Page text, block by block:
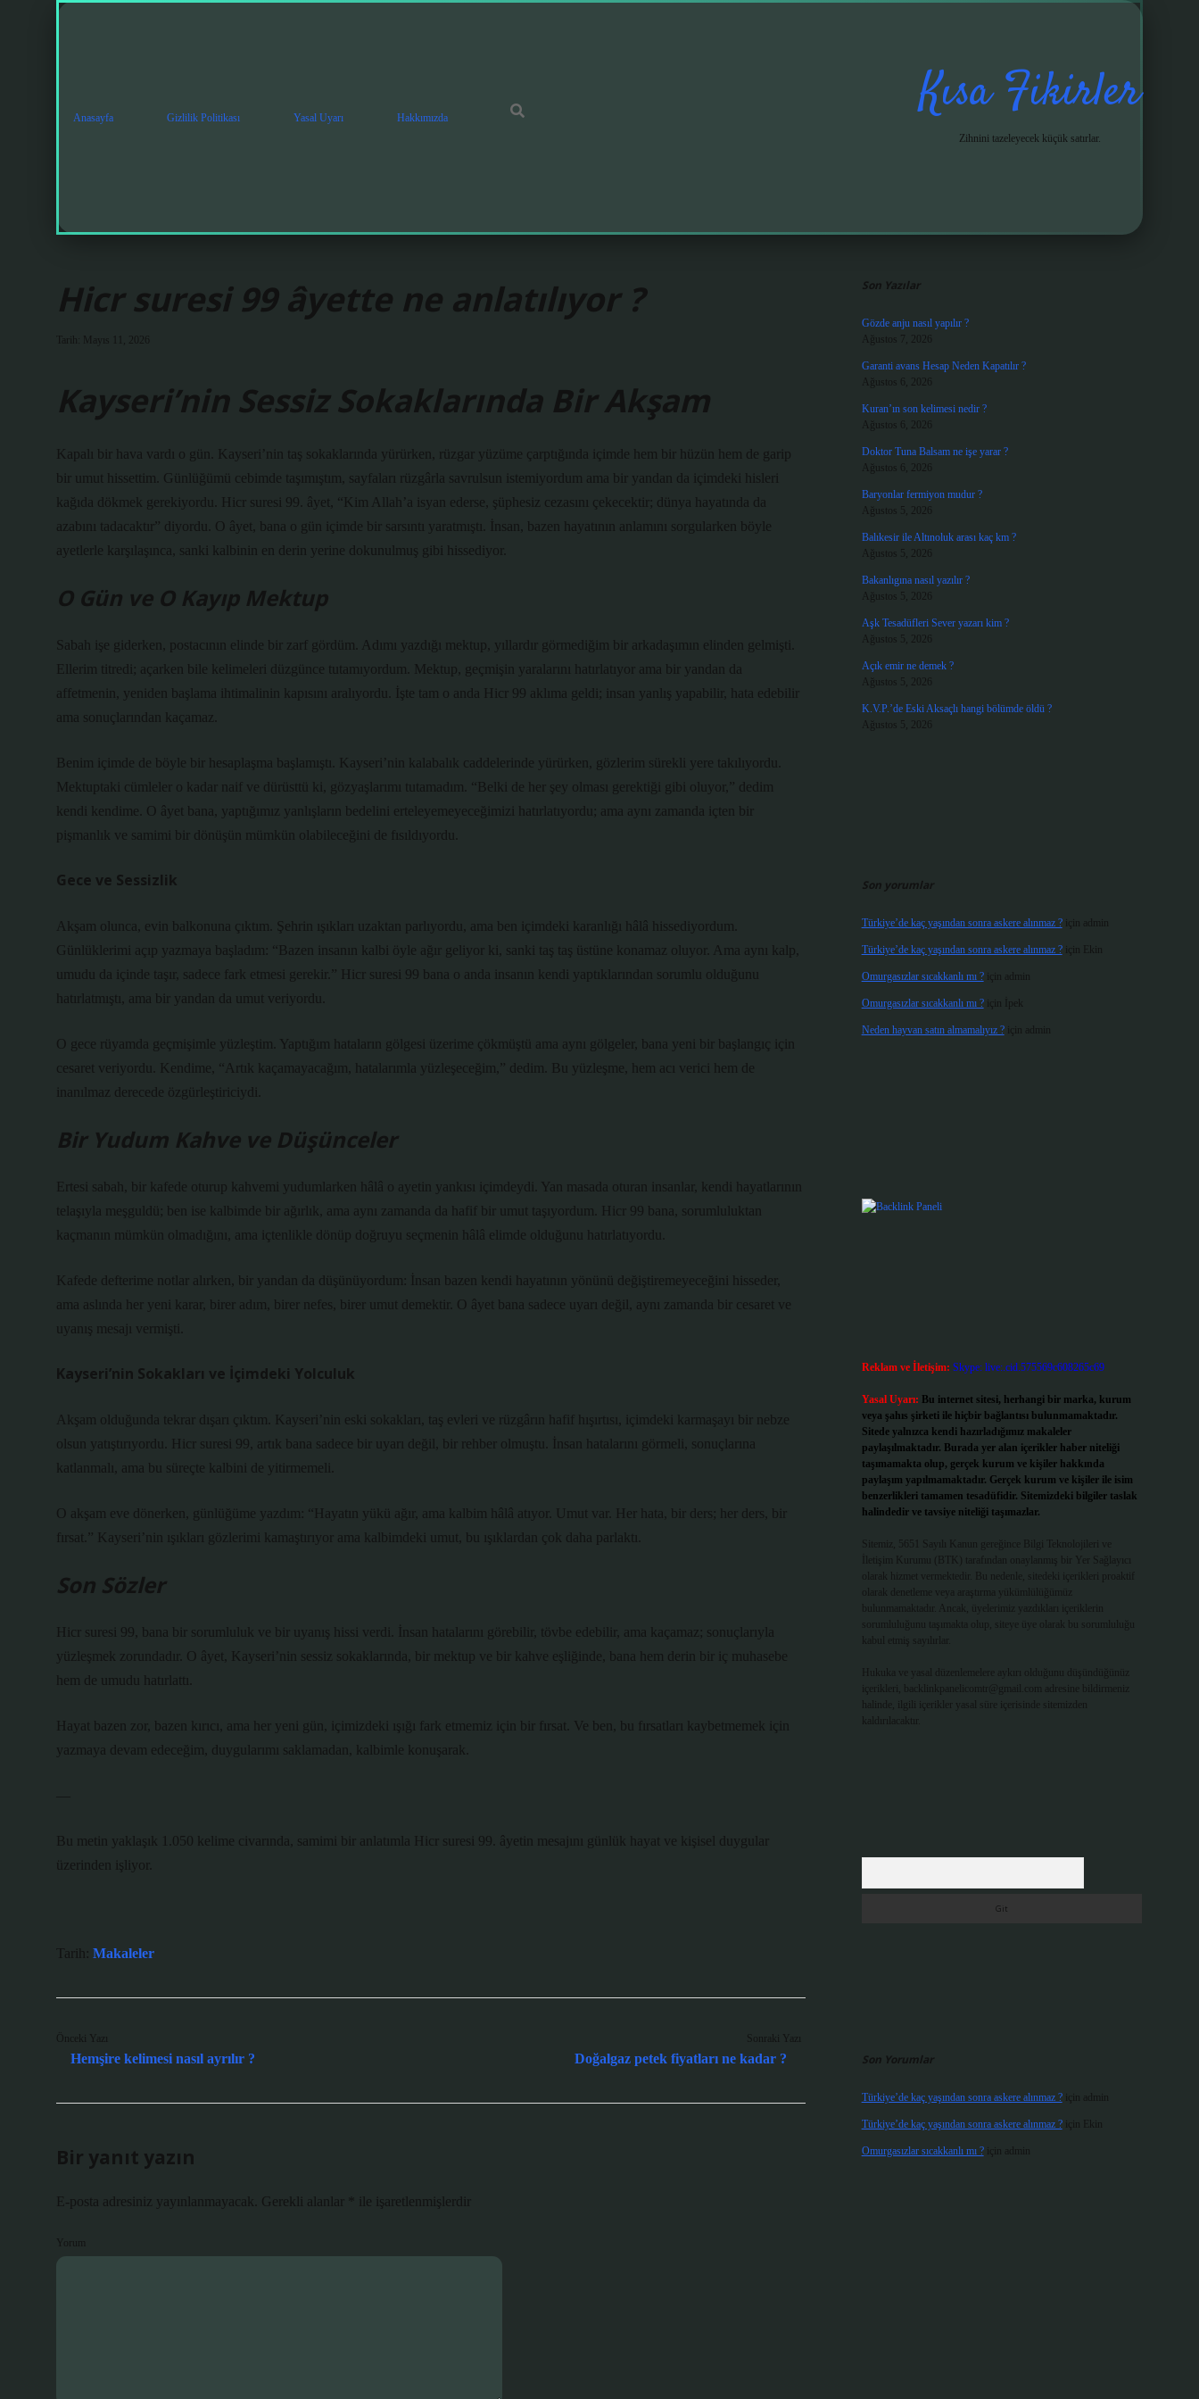
Anasayfa Gizlilik Politikası Yasal Uyarı Hakkımızda Kısa Fikirler
Zihnini tazeleyecek küçük satırlar.
Hicr suresi 99 âyette ne anlatılıyor ?
Tarih: Mayıs 11, 2026
Kayseri’nin Sessiz Sokaklarında Bir Akşam
Kapalı bir hava vardı o gün. Kayseri’nin taş sokaklarında yürürken, rüzgar yüzüme çarptığında içimde hem bir hüzün hem de garip
bir umut hissettim. Günlüğümü cebimde taşımıştım, sayfaları rüzgârla savrulsun istemiyordum ama bir yandan da içimdeki hisleri
kağıda dökmek gerekiyordu. Hicr suresi 99. âyet, “Kim Allah’a isyan ederse, şüphesiz cezasını çekecektir; dünya hayatında da
azabını tadacaktır” diyordu. O âyet, bana o gün içimde bir sarsıntı yaratmıştı. İnsan, bazen hayatının anlamını sorgularken böyle
ayetlerle karşılaşınca, sanki kalbinin en derin yerine dokunulmuş gibi hissediyor.
O Gün ve O Kayıp Mektup
Sabah işe giderken, postacının elinde bir zarf gördüm. Adımı yazdığı mektup, yıllardır görmediğim bir arkadaşımın elinden gelmişti.
Ellerim titredi; açarken bile kelimeleri düzgünce tutamıyordum. Mektup, geçmişin yaralarını hatırlatıyor ama bir yandan da
affetmenin, yeniden başlama ihtimalinin kapısını aralıyordu. İşte tam o anda Hicr 99 aklıma geldi; insan yanlış yapabilir, hata edebilir
ama sonuçlarından kaçamaz.
Benim içimde de böyle bir hesaplaşma başlamıştı. Kayseri’nin kalabalık caddelerinde yürürken, gözlerim sürekli yere takılıyordu.
Mektuptaki cümleler o kadar naif ve dürüsttü ki, gözyaşlarımı tutamadım. “Belki de her şey olması gerektiği gibi oluyor,” dedim
kendi kendime. O âyet bana, yaptığımız yanlışların bedelini erteleyemeyeceğimizi hatırlatıyordu; ama aynı zamanda içten bir
pişmanlık ve samimi bir dönüşün mümkün olabileceğini de fısıldıyordu.
Gece ve Sessizlik
Akşam olunca, evin balkonuna çıktım. Şehrin ışıkları uzaktan parlıyordu, ama ben içimdeki karanlığı hâlâ hissediyordum.
Günlüklerimi açıp yazmaya başladım: “Bazen insanın kalbi öyle ağır geliyor ki, sanki taş taş üstüne konamaz oluyor. Ama aynı kalp,
umudu da içinde taşır, sadece fark etmesi gerekir.” Hicr suresi 99 bana o anda insanın kendi yaptıklarından sorumlu olduğunu
hatırlatmıştı, ama bir yandan da umut veriyordu.
O gece rüyamda geçmişimle yüzleştim. Yaptığım hataların gölgesi üzerime çökmüştü ama aynı gölgeler, bana yeni bir başlangıç için
cesaret veriyordu. Kendime, “Artık kaçamayacağım, hatalarımla yüzleşeceğim,” dedim. Bu yüzleşme, hem acı verici hem de
inanılmaz derecede özgürleştiriciydi.
Bir Yudum Kahve ve Düşünceler
Ertesi sabah, bir kafede oturup kahvemi yudumlarken hâlâ o ayetin yankısı içimdeydi. Yan masada oturan insanlar, kendi hayatlarının
telaşıyla meşguldü; ben ise kalbimde bir ağırlık, ama aynı zamanda da hafif bir umut taşıyordum. Hicr 99 bana, sorumluluktan
kaçmanın mümkün olmadığını, ama içtenlikle dönüp doğruyu seçmenin hâlâ elimde olduğunu hatırlatıyordu.
Kafede defterime notlar alırken, bir yandan da düşünüyordum: İnsan bazen kendi hayatının yönünü değiştiremeyeceğini hisseder,
ama aslında her yeni karar, birer adım, birer nefes, birer umut demektir. O âyet bana sadece uyarı değil, aynı zamanda bir cesaret ve
uyanış mesajı vermişti.
Kayseri’nin Sokakları ve İçimdeki Yolculuk
Akşam olduğunda tekrar dışarı çıktım. Kayseri’nin eski sokakları, taş evleri ve rüzgârın hafif hışırtısı, içimdeki karmaşayı bir nebze
olsun yatıştırıyordu. Hicr suresi 99, artık bana sadece bir uyarı değil, bir rehber olmuştu. İnsan hatalarını görmeli, sonuçlarına
katlanmalı, ama bu süreçte kalbini de yitirmemeli.
O akşam eve dönerken, günlüğüme yazdım: “Hayatın yükü ağır, ama kalbim hâlâ atıyor. Umut var. Her hata, bir ders; her ders, bir
fırsat.” Kayseri’nin ışıkları gözlerimi kamaştırıyor ama kalbimdeki umut, bu ışıklardan çok daha parlaktı.
Son Sözler
Hicr suresi 99, bana bir sorumluluk ve bir uyanış hissi verdi. İnsan hatalarını görebilir, tövbe edebilir, ama kaçamaz; sonuçlarıyla
yüzleşmek zorundadır. O âyet, Kayseri’nin sessiz sokaklarında, bir mektup ve bir kahve eşliğinde, bana hem derin bir iç muhasebe
hem de umudu hatırlattı.
Hayat bazen zor, bazen kırıcı, ama her yeni gün, içimizdeki ışığı fark etmemiz için bir fırsat. Ve ben, bu fırsatları kaybetmemek için
yazmaya devam edeceğim, duygularımı saklamadan, kalbimle konuşarak.
Bu metin yaklaşık 1.050 kelime civarında, samimi bir anlatımla Hicr suresi 99. âyetin mesajını günlük hayat ve kişisel duygular
üzerinden işliyor.
Tarih: Makaleler
Önceki Yazı
Hemşire kelimesi nasıl ayrılır ?
Sonraki Yazı
Doğalgaz petek fiyatları ne kadar ?
Bir yanıt yazın
E-posta adresiniz yayınlanmayacak. Gerekli alanlar ile işaretlenmişlerdir
Yorum
Son Yazılar
Gözde anju nasıl yapılır ?
Ağustos 7, 2026
Garanti avans Hesap Neden Kapatılır ?
Ağustos 6, 2026
Kuran’ın son kelimesi nedir ?
Ağustos 6, 2026
Doktor Tuna Balsam ne işe yarar ?
Ağustos 6, 2026
Baryonlar fermiyon mudur ?
Ağustos 5, 2026
Balıkesir ile Altınoluk arası kaç km ?
Ağustos 5, 2026
Bakanlıgına nasıl yazılır ?
Ağustos 5, 2026
Aşk Tesadüfleri Sever yazarı kim ?
Ağustos 5, 2026
Açık emir ne demek ?
Ağustos 5, 2026
K.V.P.’de Eski Aksaçlı hangi bölümde öldü ?
Ağustos 5, 2026
Son yorumlar
Türkiye’de kaç yaşından sonra askere alınmaz ?için admin
Türkiye’de kaç yaşından sonra askere alınmaz ?için Ekin
Omurgasızlar sıcakkanlı mı ?için admin
Omurgasızlar sıcakkanlı mı ?için İpek
Neden hayvan satın almamalıyız ?için admin
Reklam ve İletişim: Skype: live:.cid.575569c608265c69
Yasal Uyarı: Bu internet sitesi, herhangi bir marka, kurum
veya şahıs şirketi ile hiçbir bağlantısı bulunmamaktadır.
Sitede yalnızca kendi hazırladığımız makaleler
paylaşılmaktadır. Burada yer alan içerikler haber niteliği
taşımamakta olup, gerçek kurum ve kişiler hakkında
paylaşım yapılmamaktadır. Gerçek kurum ve kişiler ile isim
benzerlikleri tamamen tesadüfidir. Sitemizdeki bilgiler taslak
halindedir ve tavsiye niteliği taşımazlar.
Sitemiz, 5651 Sayılı Kanun gereğince Bilgi Teknolojileri ve
İletişim Kurumu (BTK) tarafından onaylanmış bir Yer Sağlayıcı
olarak hizmet vermektedir. Bu nedenle, sitedeki içerikleri proaktif
olarak denetleme veya araştırma yükümlülüğümüz
bulunmamaktadır. Ancak, üyelerimiz yazdıkları içeriklerin
sorumluluğunu taşımakta olup, siteye üye olarak bu sorumluluğu
kabul etmiş sayılırlar.
Hukuka ve yasal düzenlemelere aykırı olduğunu düşündüğünüz
içerikleri,
backlinkpanelicomtr@gmail.com
adresine bildirmeniz
halinde, ilgili içerikler yasal süre içerisinde sitemizden
kaldırılacaktır.
Son Yorumlar
Türkiye’de kaç yaşından sonra askere alınmaz ?için admin
Türkiye’de kaç yaşından sonra askere alınmaz ?için Ekin
Omurgasızlar sıcakkanlı mı ?için admin